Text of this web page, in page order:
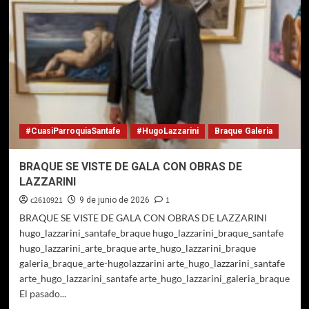
#CuasiParroquiaSantafe #HugoLazzarini Braque Galeria
BRAQUE SE VISTE DE GALA CON OBRAS DE
LAZZARINI
c2610921 9 de junio de 2026
1
BRAQUE SE VISTE DE GALA CON OBRAS DE LAZZARINI
hugo_lazzarini_santafe_braque hugo_lazzarini_braque_santafe
hugo_lazzarini_arte_braque arte_hugo_lazzarini_braque
galeria_braque_arte-hugolazzarini arte_hugo_lazzarini_santafe
arte_hugo_lazzarini_santafe arte_hugo_lazzarini_galeria_braque
El pasado...